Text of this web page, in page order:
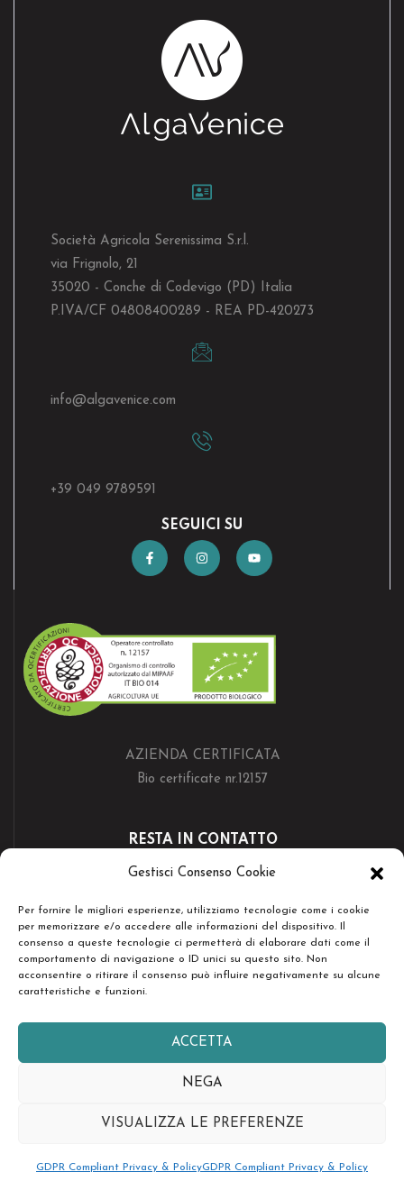
Gestisci Consenso Cookie
Per fornire le migliori esperienze, utilizziamo tecnologie come i cookie
per memorizzare e/o accedere alle informazioni del dispositivo. Il
consenso a queste tecnologie ci permetterà di elaborare dati come il
comportamento di navigazione o ID unici su questo sito. Non
acconsentire o ritirare il consenso può influire negativamente su alcune
caratteristiche e funzioni.
ACCETTA
NEGA
VISUALIZZA LE PREFERENZE
GDPR Compliant Privacy & PolicyGDPR Compliant Privacy & Policy
Società Agricola Serenissima S.r.l.
via Frignolo, 21
35020 - Conche di Codevigo (PD) Italia
P.IVA/CF 04808400289 - REA PD-420273
info@algavenice.com
+39 049 9789591
SEGUICI SU
AZIENDA CERTIFICATA
Bio certificate nr.12157
RESTA IN CONTATTO
Copyright © Società Agricola Serenissima Sr.l. - Tutti i diritti
riservati -design by easyseopro.it
Select at least 2 products